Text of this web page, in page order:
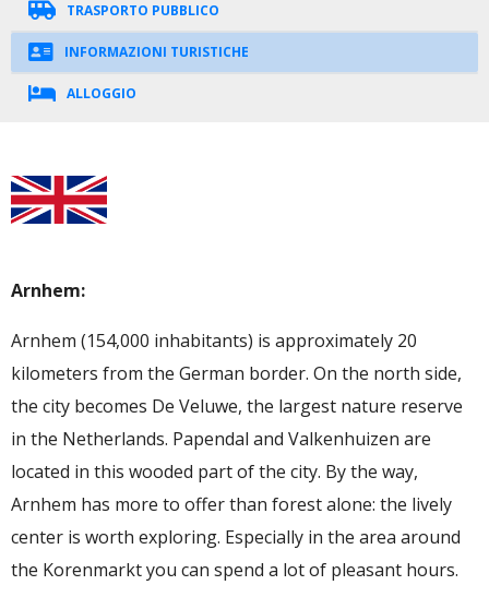
TRASPORTO PUBBLICO
INFORMAZIONI TURISTICHE
ALLOGGIO
Arnhem:
Arnhem (154,000 inhabitants) is approximately 20
kilometers from the German border. On the north side,
the city becomes De Veluwe, the largest nature reserve
in the Netherlands. Papendal and Valkenhuizen are
located in this wooded part of the city. By the way,
Arnhem has more to offer than forest alone: the lively
center is worth exploring. Especially in the area around
the Korenmarkt you can spend a lot of pleasant hours.